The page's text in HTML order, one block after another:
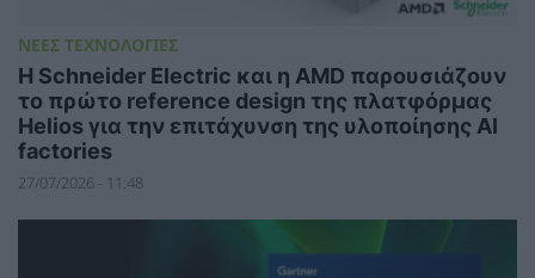
ΝΕΕΣ ΤΕΧΝΟΛΟΓΙΕΣ
Η Schneider Electric και η AMD παρουσιάζουν
το πρώτο reference design της πλατφόρμας
Helios για την επιτάχυνση της υλοποίησης AI
factories
27/07/2026 - 11:48